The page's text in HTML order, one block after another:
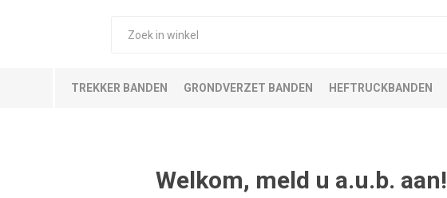
TREKKER BANDEN GRONDVERZET BANDEN HEFTRUCKBANDEN
Welkom, meld u a.u.b. aan!